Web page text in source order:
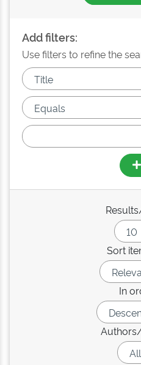
Add filters:
Use filters to refine the
Sort
In